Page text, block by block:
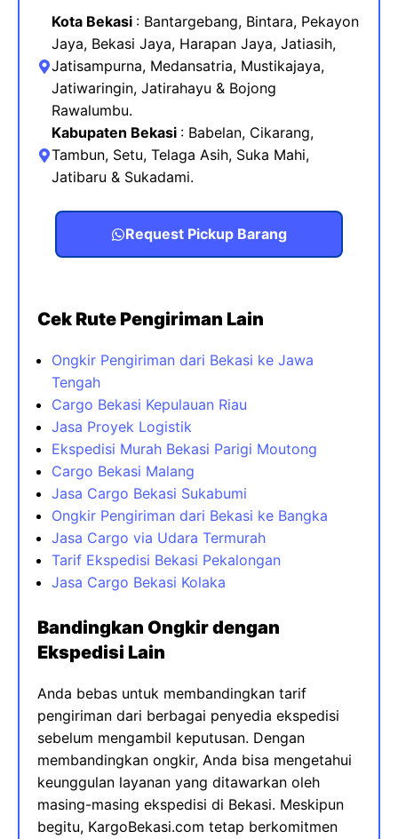
Kota Bekasi : Bantargebang, Bintara, Pekayon
Jaya, Bekasi Jaya, Harapan Jaya, Jatiasih,
Jatisampurna, Medansatria, Mustikajaya,
Jatiwaringin, Jatirahayu & Bojong
Rawalumbu.
Kabupaten Bekasi : Babelan, Cikarang,
Tambun, Setu, Telaga Asih, Suka Mahi,
Jatibaru & Sukadami.
Request Pickup Barang
Cek Rute Pengiriman Lain
Ongkir Pengiriman dari Bekasi ke Jawa
Tengah
Cargo Bekasi Kepulauan Riau
Jasa Proyek Logistik
Ekspedisi Murah Bekasi Parigi Moutong
Cargo Bekasi Malang
Jasa Cargo Bekasi Sukabumi
Ongkir Pengiriman dari Bekasi ke Bangka
Jasa Cargo via Udara Termurah
Tarif Ekspedisi Bekasi Pekalongan
Jasa Cargo Bekasi Kolaka
Bandingkan Ongkir dengan
Ekspedisi Lain
Anda bebas untuk membandingkan tarif
pengiriman dari berbagai penyedia ekspedisi
sebelum mengambil keputusan. Dengan
membandingkan ongkir, Anda bisa mengetahui
keunggulan layanan yang ditawarkan oleh
masing-masing ekspedisi di Bekasi. Meskipun
begitu, KargoBekasi.com tetap berkomitmen